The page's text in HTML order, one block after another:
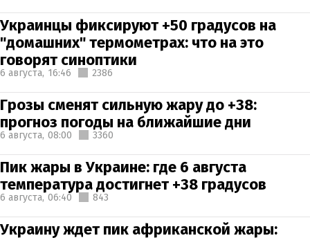
Украинцы фиксируют +50 градусов на
"домашних" термометрах: что на это
говорят синоптики
6 августа, 16:46 2386
Грозы сменят сильную жару до +38:
прогноз погоды на ближайшие дни
6 августа, 08:00 3360
Пик жары в Украине: где 6 августа
температура достигнет +38 градусов
6 августа, 06:40 843
Украину ждет пик африканской жары: